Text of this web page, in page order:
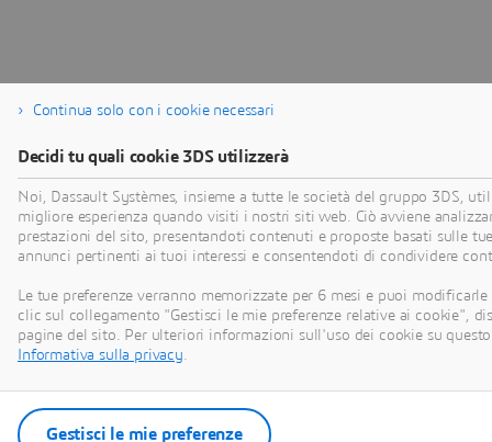
Continua solo con i cookie necessari
Decidi tu quali cookie 3DS utilizzerà
Noi, Dassault Systèmes, insieme a tutte le società del gruppo 3DS,
migliore esperienza quando visiti i nostri siti web. Ciò avviene
prestazioni del sito, presentandoti contenuti e proposte basati sulle
annunci pertinenti ai tuoi interessi e consentendoti di condividere
Le tue preferenze verranno memorizzate per 6 mesi e puoi
clic sul collegamento "Gestisci le mie preferenze relative ai cookie",
pagine del sito. Per ulteriori informazioni sull'uso dei cookie su
Informativa sulla privacy.
Gestisci le mie preferenze